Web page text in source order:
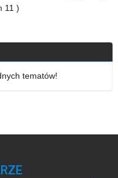
11 )
tematów!